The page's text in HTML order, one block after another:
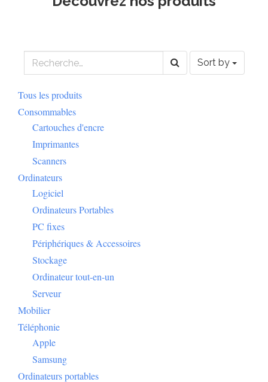
Sort by
Tous les produits
Consommables
Cartouches d'encre
Imprimantes
Scanners
Ordinateurs
Logiciel
Ordinateurs Portables
PC fixes
Périphériques & Accessoires
Stockage
Ordinateur tout-en-un
Serveur
Mobilier
Téléphonie
Apple
Samsung
Ordinateurs portables